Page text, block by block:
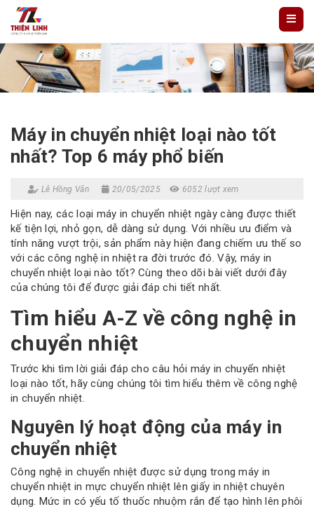
Máy in chuyển nhiệt loại nào tốt
nhất? Top 6 máy phổ biến
Lê Hồng Vân 20/05/2025 6052 lượt xem
Hiện nay, các loại máy in chuyển nhiệt ngày càng được thiết
kế tiện lợi, nhỏ gọn, dễ dàng sử dụng. Với nhiều ưu điểm và
tính năng vượt trội, sản phẩm này hiện đang chiếm ưu thế so
với các công nghệ in nhiệt ra đời trước đó. Vậy, máy in
chuyển nhiệt loại nào tốt? Cùng theo dõi bài viết dưới đây
của chúng tôi để được giải đáp chi tiết nhất.
Tìm hiểu A-Z về công nghệ in
chuyển nhiệt
Trước khi tìm lời giải đáp cho câu hỏi máy in chuyển nhiệt
loại nào tốt, hãy cùng chúng tôi tìm hiểu thêm về công nghệ
in chuyển nhiệt.
Nguyên lý hoạt động của máy in
chuyển nhiệt
Công nghệ in chuyển nhiệt được sử dụng trong máy in
chuyển nhiệt in mực chuyển nhiệt lên giấy in nhiệt chuyên
dụng. Mức in có yếu tố thuốc nhuộm rắn để tạo hình lên phôi